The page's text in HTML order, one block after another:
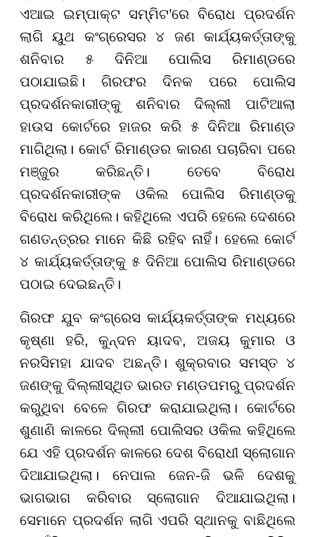
ଏଆଇ ଇମ୍ପାକ୍ଟ ସମ୍ମିଟ’ରେ ବିରୋଧ ପ୍ରଦର୍ଶନ
ଲାଗି ୟୁଥ କଂଗ୍ରେସର ୪ ଜଣ କାର୍ଯ୍ୟକର୍ତ୍ତାଙ୍କୁ
ଶନିବାର ୫ ଦିନିଆ ପୋଲିସ ରିମାଣ୍ଡରେ
ପଠାଯାଇଛି। ଗିରଫର ଦିନକ ପରେ ପୋଲିସ
ପ୍ରଦର୍ଶନକାରୀଙ୍କୁ ଶନିବାର ଦିଲ୍ଲୀ ପାଟିଆଲା
ହାଉସ କୋର୍ଟରେ ହାଜର କରି ୫ ଦିନିଆ ରିମାଣ୍ଡ
ମାଗିଥିଲା। କୋର୍ଟ ରିମାଣ୍ଡର କାରଣ ପଚାରିବା ପରେ
ମଞ୍ଜୁର କରିଛନ୍ତି। ତେବେ ବିରୋଧ
ପ୍ରଦର୍ଶନକାରୀଙ୍କ ଓକିଲ ପୋଲିସ ରିମାଣ୍ଡକୁ
ବିରୋଧ କରିଥିଲେ। କହିଥିଲେ ଏପରି ହେଲେ ଦେଶରେ
ଗଣତନ୍ତ୍ରର ମାନେ କିଛି ରହିବ ନାହିଁ। ହେଲେ କୋର୍ଟ
୪ କାର୍ଯ୍ୟକର୍ତ୍ତାଙ୍କୁ ୫ ଦିନିଆ ପୋଲିସ ରିମାଣ୍ଡରେ
ପଠାଇ ଦେଇଛନ୍ତି।
ଗିରଫ ଯୁବ କଂଗ୍ରେସ କାର୍ଯ୍ୟକର୍ତ୍ତାଙ୍କ ମଧ୍ୟରେ
କୃଷ୍ଣା ହରି, କୁନ୍ଦନ ୟାଦବ, ଅଜୟ କୁମାର ଓ
ନରସିମହା ଯାଦବ ଅଛନ୍ତି। ଶୁକ୍ରବାର ସମସ୍ତ ୪
ଜଣଙ୍କୁ ଦିଲ୍ଲୀସ୍ଥିତ ଭାରତ ମଣ୍ଡପମରୁ ପ୍ରଦର୍ଶନ
କରୁଥିବା ବେଳେ ଗିରଫ କରାଯାଇଥିଲା। କୋର୍ଟରେ
ଶୁଣାଣି କାଳରେ ଦିଲ୍ଲୀ ପୋଲିସର ଓକିଲ କହିଥିଲେ
ଯେ ଏହି ପ୍ରଦର୍ଶନ କାଳରେ ଦେଶ ବିରୋଧୀ ସ୍ଲୋଗାନ
ଦିଆଯାଇଥିଲା। ନେପାଲ ଜେନ-ଜି ଭଳି ଦେଶକୁ
ଭାଗଭାଗ କରିବାର ସ୍ଲୋଗାନ ଦିଆଯାଇଥିଲା।
ସେମାନେ ପ୍ରଦର୍ଶନ ଲାଗି ଏପରି ସ୍ଥାନକୁ ବାଛିଥିଲେ